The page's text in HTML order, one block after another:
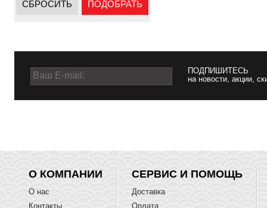
СБРОСИТЬ ПОДОБРАТЬ
ПОДПИШИТЕСЬ
на новости, акции,
О КОМПАНИИ
О нас
Контакты
СЕРВИС И ПОМОЩЬ
Доставка
Оплата